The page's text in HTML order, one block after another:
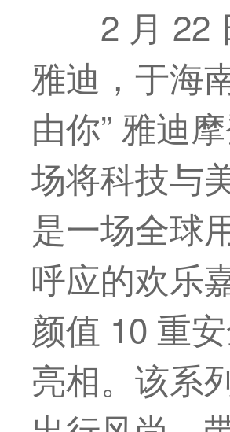
2 月 22
雅迪，于海
由你” 雅迪
场将科技与
是一场全球
呼应的欢乐
颜值 10 重
亮相。该系